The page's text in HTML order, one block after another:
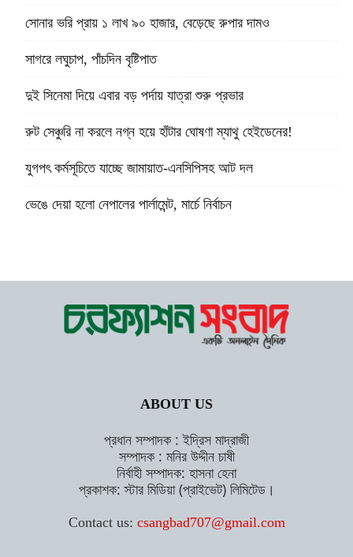
সোনার ভরি প্রায় ১ লাখ ৯০ হাজার, বেড়েছে রুপার দামও
সাগরে লঘুচাপ, পাঁচদিন বৃষ্টিপাত
দুই সিনেমা দিয়ে এবার বড় পর্দায় যাত্রা শুরু প্রভার
রুট সেঞ্চুরি না করলে নগ্ন হয়ে হাঁটার ঘোষণা ম্যাথু হেইডেনের!
যুগপৎ কর্মসূচিতে যাচ্ছে জামায়াত-এনসিপিসহ আট দল
ভেঙে দেয়া হলো নেপালের পার্লামেন্ট, মার্চে নির্বাচন
ABOUT US
প্রধান সম্পাদক : ইদ্রিস মাদ্রাজী
সম্পাদক : মনির উদ্দীন চাষী
নির্বাহী সম্পাদক: হাসনা হেনা
প্রকাশক: স্টার মিডিয়া (প্রাইভেট) লিমিটেড।
Contact us: csangbad707@gmail.com